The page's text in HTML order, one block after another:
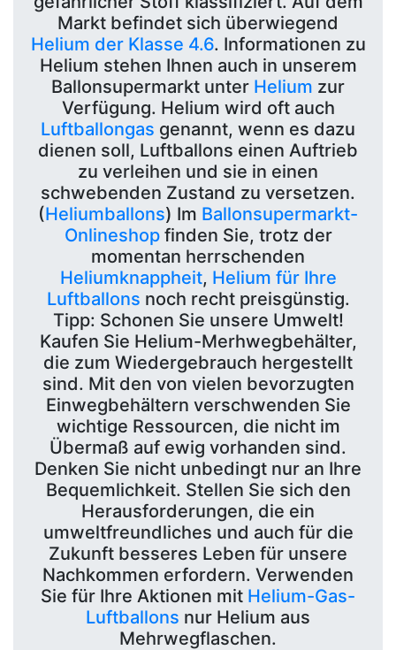
Markt befindet sich überwiegend
Helium der Klasse 4.6. Informationen zu
Helium stehen Ihnen auch in unserem
Ballonsupermarkt unter Helium zur
Verfügung. Helium wird oft auch
Luftballongas genannt, wenn es dazu
dienen soll, Luftballons einen Auftrieb
zu verleihen und sie in einen
schwebenden Zustand zu versetzen.
(Heliumballons) Im Ballonsupermarkt-
Onlineshopfinden Sie, trotz der
momentan herrschenden
Heliumknappheit, Helium für Ihre
Luftballons noch recht preisgünstig.
Tipp: Schonen Sie unsere Umwelt!
Kaufen Sie Helium-Merhwegbehälter,
die zum Wiedergebrauch hergestellt
sind. Mit den von vielen bevorzugten
Einwegbehältern verschwenden Sie
wichtige Ressourcen, die nicht im
Übermaß auf ewig vorhanden sind.
Denken Sie nicht unbedingt nur an Ihre
Bequemlichkeit. Stellen Sie sich den
Herausforderungen, die ein
umweltfreundliches und auch für die
Zukunft besseres Leben für unsere
Nachkommen erfordern. Verwenden
Sie für Ihre Aktionen mit Helium-Gas-
Luftballons nur Helium aus
Mehrwegflaschen.